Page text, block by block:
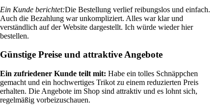
Ein Kunde berichtet:Die Bestellung verlief reibungslos und einfach.
Auch die Bezahlung war unkompliziert. Alles war klar und
verständlich auf der Website dargestellt. Ich würde wieder hier
bestellen.
Günstige Preise und attraktive Angebote
Ein zufriedener Kunde teilt mit: Habe ein tolles Schnäppchen
gemacht und ein hochwertiges Trikot zu einem reduzierten Preis
erhalten. Die Angebote im Shop sind attraktiv und es lohnt sich,
regelmäßig vorbeizuschauen.